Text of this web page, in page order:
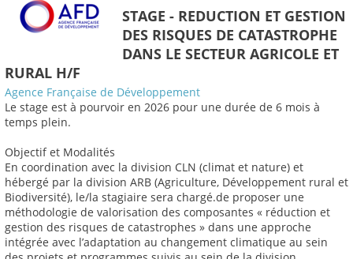
STAGE - REDUCTION ET GESTION
DES RISQUES DE CATASTROPHE
DANS LE SECTEUR AGRICOLE ET
RURAL H/F
Agence Française de Développement
Le stage est à pourvoir en 2026 pour une durée de 6 mois à
temps plein.
Objectif et Modalités
En coordination avec la division CLN (climat et nature) et
hébergé par la division ARB (Agriculture, Développement rural et
Biodiversité), le/la stagiaire sera chargé.de proposer une
méthodologie de valorisation des composantes « réduction et
gestion des risques de catastrophes » dans une approche
intégrée avec l’adaptation au changement climatique au sein